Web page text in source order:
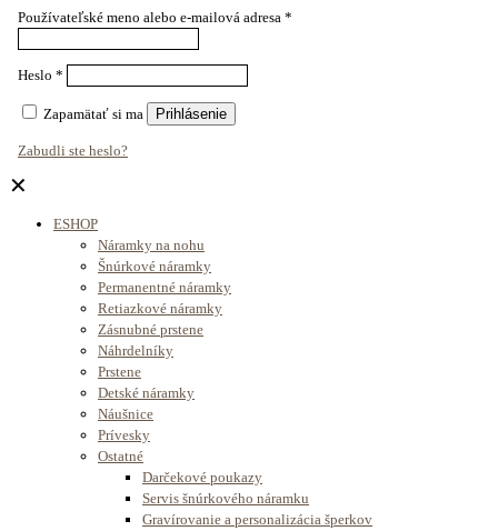
Používateľské meno alebo e-mailová adresa *
Heslo *
Zapamätať si ma Prihlásenie
Zabudli ste heslo?
✕
ESHOP
Náramky na nohu
Šnúrkové náramky
Permanentné náramky
Retiazkové náramky
Zásnubné prstene
Náhrdelníky
Prstene
Detské náramky
Náušnice
Prívesky
Ostatné
Darčekové poukazy
Servis šnúrkového náramku
Gravírovanie a personalizácia šperkov